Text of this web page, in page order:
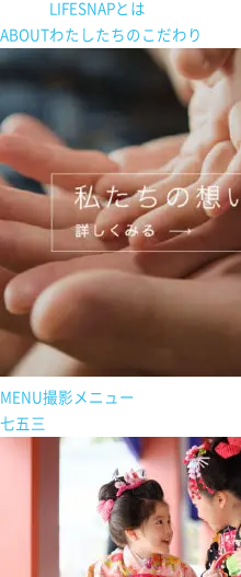
ABOUT
LIFESNAPとは
わたしたちの こだわり
MENU撮影メニュー
七五三